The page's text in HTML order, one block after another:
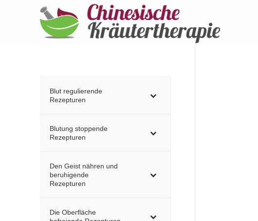
Blut regulierende
Rezepturen
Blutung stoppende
Rezepturen
Den Geist nähren und
beruhigende
Rezepturen
Die Oberfläche